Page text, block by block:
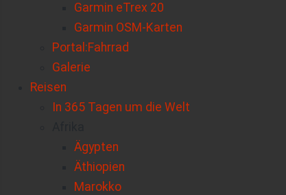
Garmin eTrex 20
Garmin OSM-Karten
Portal:Fahrrad
Galerie
Reisen
In 365 Tagen um die Welt
Ägypten
Äthiopien
Marokko